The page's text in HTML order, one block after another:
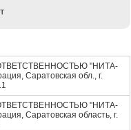
"НИТА-
Саратовская обл., г.
"НИТА-
Саратовская область, г.